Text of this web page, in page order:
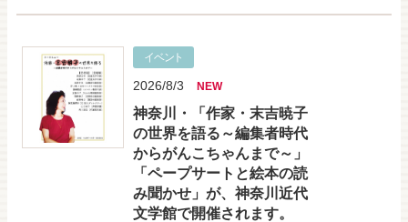
イベント
2026/8/3 NEW
神奈川・「作家・末吉暁子
の世界を語る～編集者時代
からがんこちゃんまで～」
「ペープサートと絵本の読
み聞かせ」が、神奈川近代
文学館で開催されます。